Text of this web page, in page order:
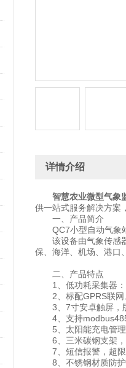
详情介绍
智慧农业微型气象
供一站式服务解决方案
一、产品简介
QC7小型自动气象站
该设备由气象传感器
保、海洋、机场、港口
二、产品特点
1、低功耗采集器：
2、标配GPRS联网
3、7寸安卓触屏，
4、支持
5、太阳能充电管理
6、三米碳钢支架，
7、短信报警，超限
8、不锈钢材质防护